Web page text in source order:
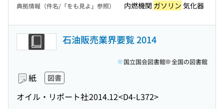
典拠情報（件名/「をも見よ」参照） 内燃機関 ガソリン 気化器
石油販売業界要覧 2014
紙 図書
オイル・リポート社2014.12<D4-L372>
国立国会図書館 全国の図書館